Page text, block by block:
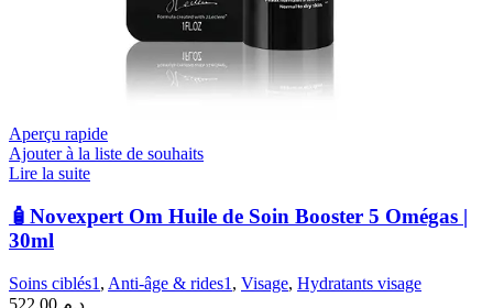
Aperçu rapide
Ajouter à la liste de souhaits
Lire la suite
🧴Novexpert Om Huile de Soin Booster 5 Omégas |
30ml
Soins ciblés1 , Anti-âge & rides1 , Visage, Hydratants visage
د.م.522.00